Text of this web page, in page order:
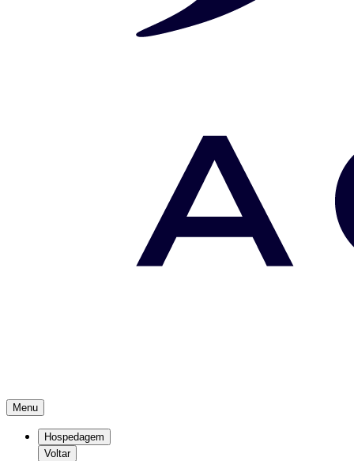
Menu
Hospedagem
Voltar